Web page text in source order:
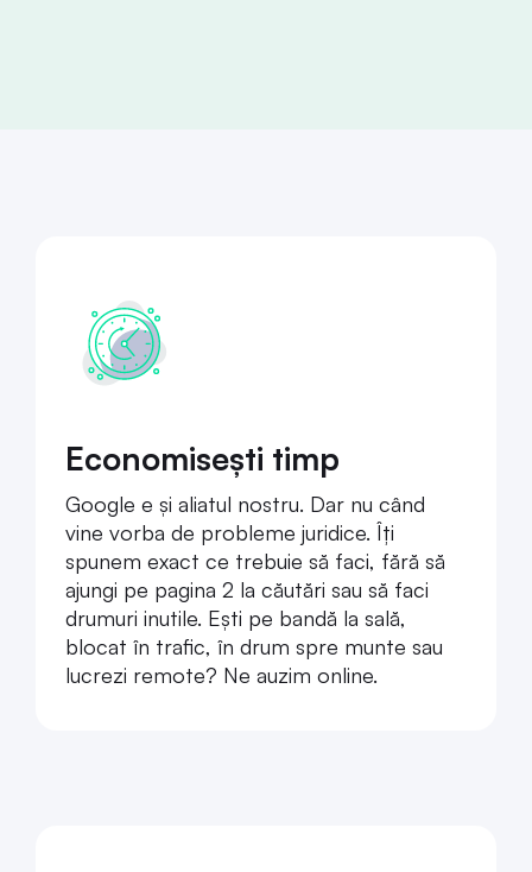
Economisești timp
Google e și aliatul nostru. Dar nu când
vine vorba de probleme juridice. Îți
spunem exact ce trebuie să faci, fără să
ajungi pe pagina 2 la căutări sau să faci
drumuri inutile. Ești pe bandă la sală,
blocat în trafic, în drum spre munte sau
lucrezi remote? Ne auzim online.